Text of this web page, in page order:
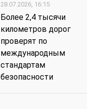
28.07.2026, 16:15
Более 2,4 тысячи
километров дорог
проверят по
международным
стандартам
безопасности